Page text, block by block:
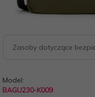
Zasoby dotyczące
Model:
BAGU230-K009